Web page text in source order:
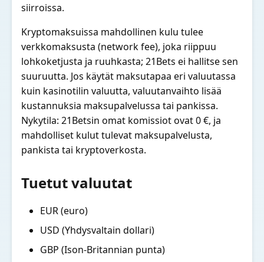
siirroissa.
Kryptomaksuissa mahdollinen kulu tulee
verkkomaksusta (network fee), joka riippuu
lohkoketjusta ja ruuhkasta; 21Bets ei hallitse sen
suuruutta. Jos käytät maksutapaa eri valuutassa
kuin kasinotilin valuutta, valuutanvaihto lisää
kustannuksia maksupalvelussa tai pankissa.
Nykytila: 21Betsin omat komissiot ovat 0 €, ja
mahdolliset kulut tulevat maksupalvelusta,
pankista tai kryptoverkosta.
Tuetut valuutat
EUR (euro)
USD (Yhdysvaltain dollari)
GBP (Ison-Britannian punta)